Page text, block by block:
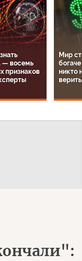
— восемь
признаков
Мир
никто
верить